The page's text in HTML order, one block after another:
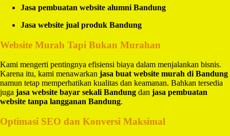
Jasa pembuatan website alumni Bandung
Jasa website jual produk Bandung
Website Murah Tapi Bukan Murahan
Kami mengerti pentingnya efisiensi biaya dalam menjalankan bisnis.
Karena itu, kami menawarkan jasa buat website murah di Bandung
namun tetap memperhatikan kualitas dan keamanan. Bahkan tersedia
juga jasa website bayar sekali Bandung dan jasa pembuatan
website tanpa langganan Bandung.
Optimasi SEO dan Konversi Maksimal